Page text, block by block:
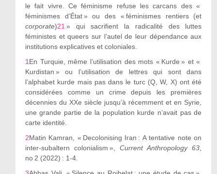
le fait vivre. Ce féminisme refuse les carcans des «
féminismes d’État » ou des « féminismes rentiers (et
corporate)21 » qui sacrifient la radicalité des luttes
féministes et queers sur l’autel de leur dépendance aux
institutions explicatives et coloniales.
1 En Turquie, même l’utilisation des mots « Kurde » et «
Kurdistan » ou l’utilisation de lettres qui sont dans
l’alphabet kurde mais pas dans le turc (Q, W, X) ont été
considérées comme un crime depuis les premières
décennies du XXe siècle jusqu’à récemment et en Syrie,
une grande partie de la population kurde n’avait pas de
carte identité.
2Matin Kamran, « Decolonising Iran : A tentative note on
inter-subaltern colonialism »,Current Anthropology 63
no2 (2022) : 1-4.